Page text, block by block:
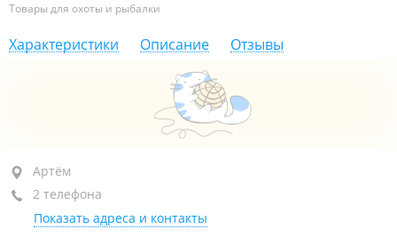
Товары для охоты и рыбалки
Характеристики Описание Отзывы
Артём, ул. Пограничная, 5/1
ТЦ "Визит", цокольный этаж
+7 908 998-81-48
Артём
2 телефона
Показать адреса и контакты